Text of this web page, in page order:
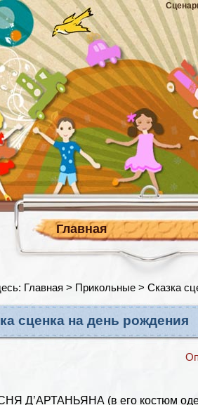
Главная
Главная > Прикольные > Сказка
сценка на день рождения
Д’АРТАНЬЯНА (в его костюм